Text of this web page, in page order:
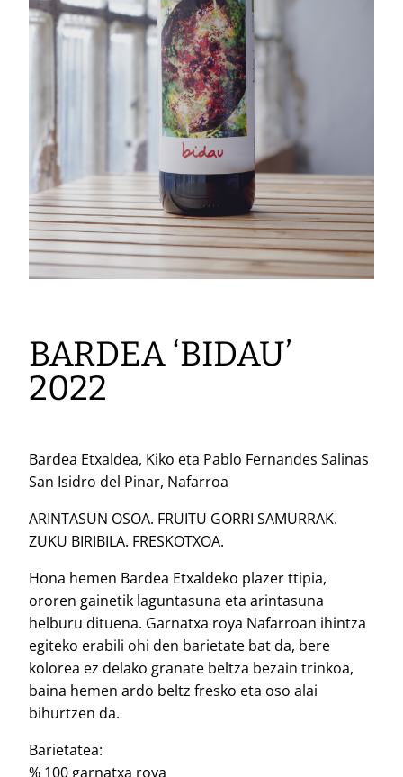
BARDEA ‘BIDAU’
2022
Bardea Etxaldea, Kiko eta Pablo Fernandes Salinas
San Isidro del Pinar, Nafarroa
ARINTASUN OSOA. FRUITU GORRI SAMURRAK.
ZUKU BIRIBILA. FRESKOTXOA.
Hona hemen Bardea Etxaldeko plazer ttipia,
ororen gainetik laguntasuna eta arintasuna
helburu dituena. Garnatxa roya Nafarroan ihintza
egiteko erabili ohi den barietate bat da, bere
kolorea ez delako granate beltza bezain trinkoa,
baina hemen ardo beltz fresko eta oso alai
bihurtzen da.
Barietatea:
% 100 garnatxa roya